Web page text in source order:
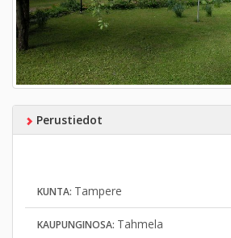
Perustiedot
KUNTA: Tampere
KAUPUNGINOSA: Tahmela